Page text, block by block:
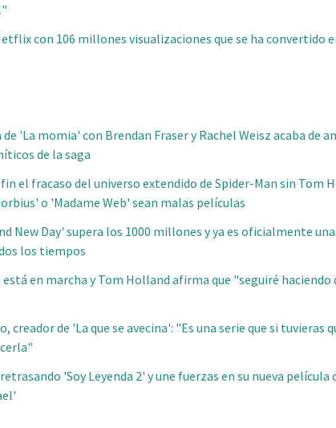
con 106 millones visualizaciones que se ha convertido
de 'La momia' con Brendan Fraser y Rachel Weisz acaba de
de la saga
el fracaso del universo extendido de Spider-Man sin Tom
o 'Madame Web' sean malas películas
New Day' supera los 1000 millones y ya es oficialmente
los tiempos
está en marcha y Tom Holland afirma que "seguiré
creador de 'La que se avecina': "Es una serie que si tuvieras
'Soy Leyenda 2' y une fuerzas en su nueva